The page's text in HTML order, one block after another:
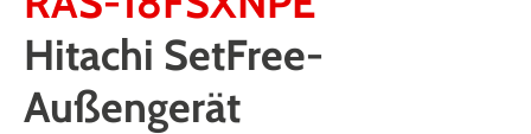
Hitachi SetFree-
Außengerät